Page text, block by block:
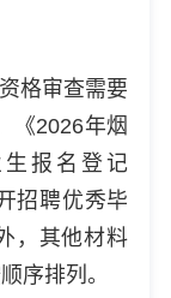
格审查需要
《2026年烟
报名登记
招聘优秀毕
，其他材料
序排列。